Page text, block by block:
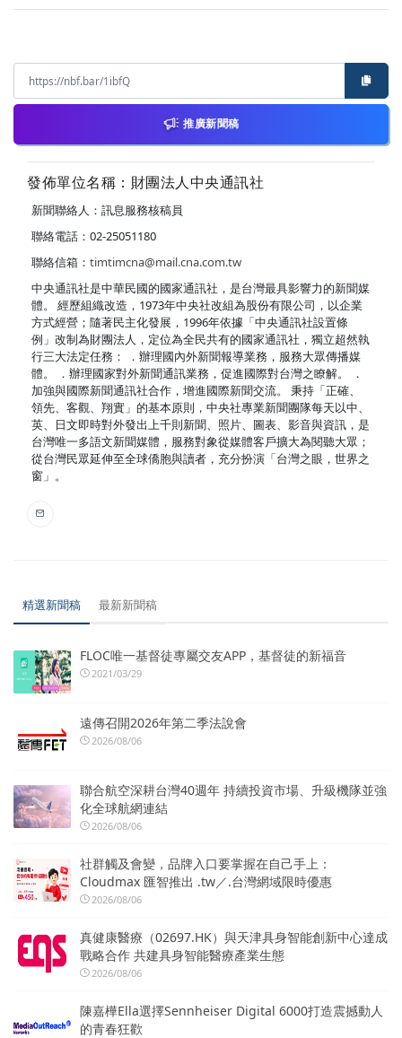
推廣新聞稿
發佈單位名稱：財團法人中央通訊社
新聞聯絡人：訊息服務核稿員
聯絡電話：02-25051180
聯絡信箱： timtimcna@mail.cna.com.tw
中央通訊社是中華民國的國家通訊社，是台灣最具影響力的新聞媒
體。 經歷組織改造，1973年中央社改組為股份有限公司，以企業
方式經營；隨著民主化發展，1996年依據「中央通訊社設置條
例」改制為財團法人，定位為全民共有的國家通訊社，獨立超然執
行三大法定任務： ．辦理國內外新聞報導業務，服務大眾傳播媒
體。 ．辦理國家對外新聞通訊業務，促進國際對台灣之瞭解。 ．
加強與國際新聞通訊社合作，增進國際新聞交流。 秉持「正確、
領先、客觀、翔實」的基本原則，中央社專業新聞團隊每天以中、
英、日文即時對外發出上千則新聞、照片、圖表、影音與資訊，是
台灣唯一多語文新聞媒體，服務對象從媒體客戶擴大為閱聽大眾；
從台灣民眾延伸至全球僑胞與讀者，充分扮演「台灣之眼，世界之
窗」。
精選新聞稿 最新新聞稿
FLOC唯一基督徒專屬交友APP，基督徒的新福音
2021/03/29
遠傳召開2026年第二季法說會
2026/08/06
聯合航空深耕台灣40週年 持續投資市場、升級機隊並強
化全球航網連結
2026/08/06
社群觸及會變，品牌入口要掌握在自己手上：
Cloudmax 匯智推出 .tw／.台灣網域限時優惠
2026/08/06
真健康醫療（02697.HK）與天津具身智能創新中心達成
戰略合作 共建具身智能醫療產業生態
2026/08/06
陳嘉樺Ella選擇Sennheiser Digital 6000打造震撼動人
的青春狂歡